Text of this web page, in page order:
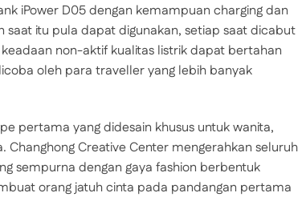
iPower D05 dengan kemampuan charging dan
itu pula dapat digunakan, setiap saat dicabut
non-aktif kualitas listrik dapat bertahan
oleh para traveller yang lebih banyak
pertama yang didesain khusus untuk wanita,
Changhong Creative Center mengerahkan seluruh
sempurna dengan gaya fashion berbentuk
orang jatuh cinta pada pandangan pertama